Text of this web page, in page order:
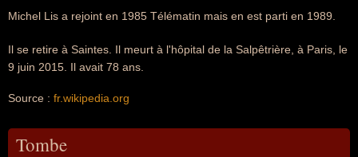
Michel Lis a rejoint en 1985 Télématin mais en est parti en 1989.
Il se retire à Saintes. Il meurt à l'hôpital de la Salpêtrière, à Paris, le
9 juin 2015. Il avait 78 ans.
Source : fr.wikipedia.org
Tombe